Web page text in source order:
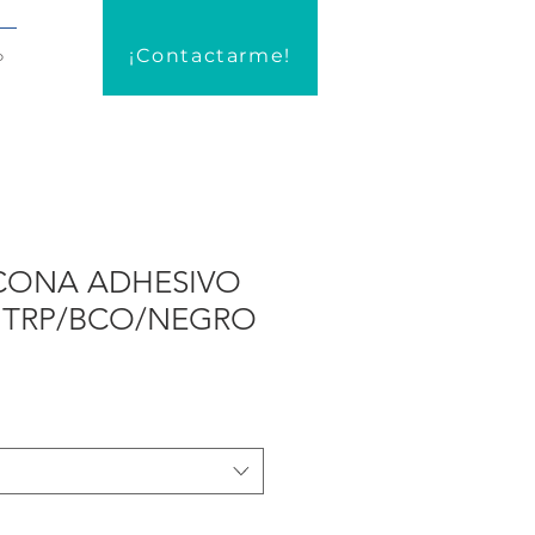
¡Contactarme!
ADHESIVO
BCO/NEGRO